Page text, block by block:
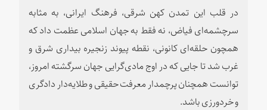
در قلب این تمدن کهن شرقی، فرهنگ ایرانی، به مثابه
سرچشمهای فیاض، نهفقط به جهان اسلامی عظمت داد که
همچون حلقهای کانونی، نقطه پیوند زنجیره بیداری شرق و
غرب شد تا جایی که در اوج مادی‌گرایی جهان سرگشته امروز،
توانست همچنان پرچمدار معرفت حقیقی و طلایهدار دادگری
و خردورزی باشد.